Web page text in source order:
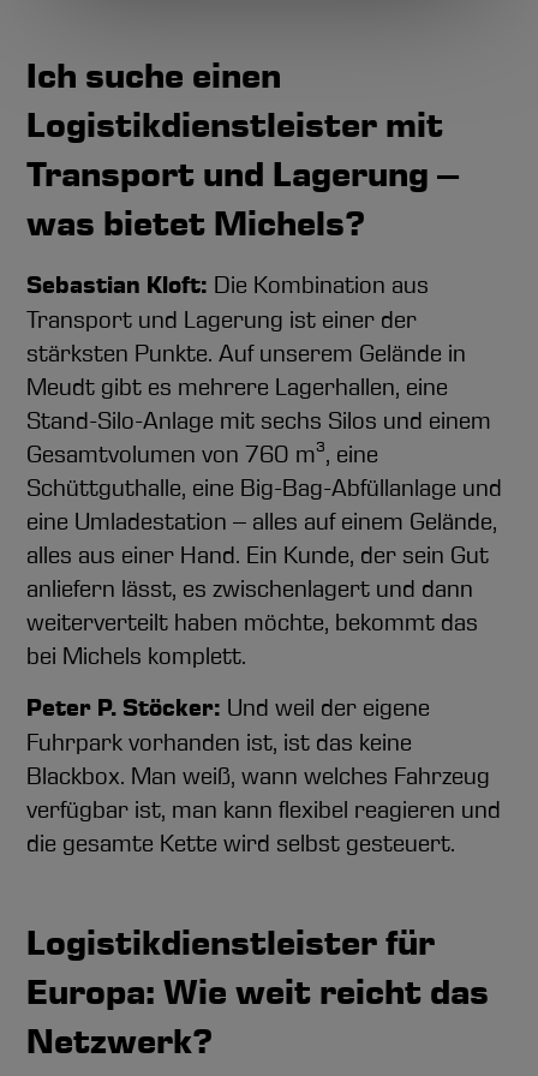
Ich suche einen
Logistikdienstleister mit
Transport und Lagerung –
was bietet Michels?
Sebastian Kloft: Die Kombination aus
Transport und Lagerung ist einer der
stärksten Punkte. Auf unserem Gelände in
Meudt gibt es mehrere Lagerhallen, eine
Stand-Silo-Anlage mit sechs Silos und einem
Gesamtvolumen von 760 m³, eine
Schüttguthalle, eine Big-Bag-Abfüllanlage und
eine Umladestation – alles auf einem Gelände,
alles aus einer Hand. Ein Kunde, der sein Gut
anliefern lässt, es zwischenlagert und dann
weiterverteilt haben möchte, bekommt das
bei Michels komplett.
Peter P. Stöcker: Und weil der eigene
Fuhrpark vorhanden ist, ist das keine
Blackbox. Man weiß, wann welches Fahrzeug
verfügbar ist, man kann flexibel reagieren und
die gesamte Kette wird selbst gesteuert.
Logistikdienstleister für
Europa: Wie weit reicht das
Netzwerk?